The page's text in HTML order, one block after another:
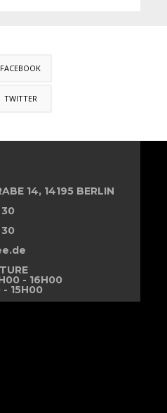
FACEBOOK
TWITTER
14, 14195 BERLIN
- 16H00
- 15H00